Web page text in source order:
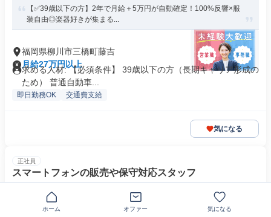
【✅39歳以下の方】2年で月給＋5万円が自動確定！100%反響×服
装自由◎楽器好きが集まる...
福岡県柳川市三橋町藤吉
月給27万円以上
求める人材: 【必須条件】 39歳以下の方（長期キャリア形成の
ため） 普通自動車...
即日勤務OK 交通費支給
気になる
正社員
スマートフォンの販売や保守対応スタッフ
安定した業界→未経験歓迎→社会保険完備→交通費支給→研修制度
充実→資格取得支援制度有→簡単...
ホーム オファー 気になる